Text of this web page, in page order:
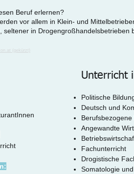
Beruf erlernen?
vor allem in Klein- und
, seltener in Drogengroßhandelsbetrieben
(gekürzt)
Unterricht
Politische
Deutsch und
Angewandte
Fachunterricht
Drogistische
Somatologie